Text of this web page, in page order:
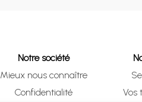
Notre société
Mieux nous connaître
Confidentialité
Vos